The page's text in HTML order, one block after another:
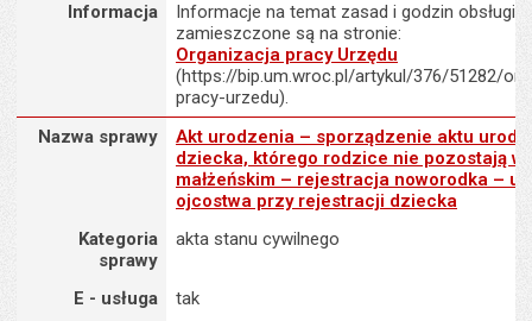
Informacja
Informacje na temat zasad i godzin obsługi
zamieszczone są na stronie:
Organizacja pracy Urzędu
(https://bip.um.wroc.pl/artykul/376/51282/
pracy-urzedu).
Nazwa sprawy : Akt urodzenia – sporządzenie aktu urodzenia
Nazwa sprawy
Akt urodzenia – sporządzenie aktu
dziecka, którego rodzice nie pozostają w
małżeńskim – rejestracja noworodka –
ojcostwa przy rejestracji dziecka
Kategoria
sprawy
akta stanu cywilnego
E - usługa
tak